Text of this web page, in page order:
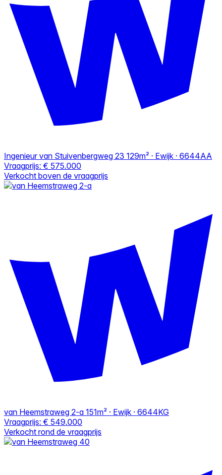
Ingenieur van Stuivenbergweg 23 129m² · Ewijk · 6644AA
Vraagprijs: € 575.000
Verkocht boven de vraagprijs
van Heemstraweg 2-a 151m² · Ewijk · 6644KG
Vraagprijs: € 549.000
Verkocht rond de vraagprijs